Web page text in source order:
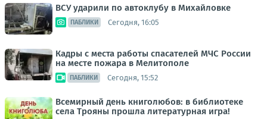
ВСУ ударили по автоклубу в Михайловке
ПАБЛИКИ Сегодня, 16:05
Кадры с места работы спасателей МЧС России
на месте пожара в Мелитополе
ПАБЛИКИ Сегодня, 15:52
Всемирный день книголюбов: в библиотеке
села Трояны прошла литературная игра!